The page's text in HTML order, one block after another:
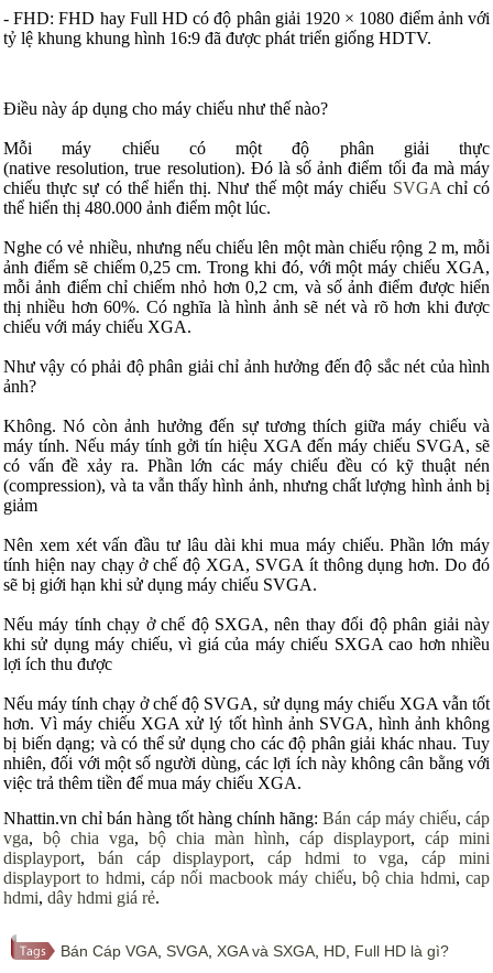
- FHD: FHD hay Full HD có độ phân giải 1920 × 1080 điểm ảnh với
tỷ lệ khung khung hình 16:9 đã được phát triển giống HDTV.
Điều này áp dụng cho máy chiếu như thế nào?
Mỗi máy chiếu có một độ phân giải thực
(native resolution, true resolution). Đó là số ảnh điểm tối đa mà máy
chiếu thực sự có thể hiển thị. Như thế một máy chiếu SVGA chỉ có
thể hiển thị 480.000 ảnh điểm một lúc.
Nghe có vẻ nhiều, nhưng nếu chiếu lên một màn chiếu rộng 2 m, mỗi
ảnh điểm sẽ chiếm 0,25 cm. Trong khi đó, với một máy chiếu XGA,
mỗi ảnh điểm chỉ chiếm nhỏ hơn 0,2 cm, và số ảnh điểm được hiển
thị nhiều hơn 60%. Có nghĩa là hình ảnh sẽ nét và rõ hơn khi được
chiếu với máy chiếu XGA.
Như vậy có phải độ phân giải chỉ ảnh hưởng đến độ sắc nét của hình
ảnh?
Không. Nó còn ảnh hưởng đến sự tương thích giữa máy chiếu và
máy tính. Nếu máy tính gởi tín hiệu XGA đến máy chiếu SVGA, sẽ
có vấn đề xảy ra. Phần lớn các máy chiếu đều có kỹ thuật nén
(compression), và ta vẫn thấy hình ảnh, nhưng chất lượng hình ảnh bị
giảm
Nên xem xét vấn đầu tư lâu dài khi mua máy chiếu. Phần lớn máy
tính hiện nay chạy ở chế độ XGA, SVGA ít thông dụng hơn. Do đó
sẽ bị giới hạn khi sử dụng máy chiếu SVGA.
Nếu máy tính chạy ở chế độ SXGA, nên thay đổi độ phân giải này
khi sử dụng máy chiếu, vì giá của máy chiếu SXGA cao hơn nhiều
lợi ích thu được
Nếu máy tính chạy ở chế độ SVGA, sử dụng máy chiếu XGA vẫn tốt
hơn. Vì máy chiếu XGA xử lý tốt hình ảnh SVGA, hình ảnh không
bị biến dạng; và có thể sử dụng cho các độ phân giải khác nhau. Tuy
nhiên, đối với một số người dùng, các lợi ích này không cân bằng với
việc trả thêm tiền để mua máy chiếu XGA.
Nhattin.vn chỉ bán hàng tốt hàng chính hãng:Bán cáp máy chiếu,cáp
vga, bộ chia vga, bộ chia màn hình, cáp displayport, cáp mini
displayport, bán cáp displayport,cáp hdmi to vga,cáp mini
displayport to hdmi,cáp nối macbook máy chiếu, bộ chia hdmi,cap
hdmi, dây hdmi giá rẻ.
Bán Cáp VGA SVGA XGA và SXGA HD Full HD là gì?